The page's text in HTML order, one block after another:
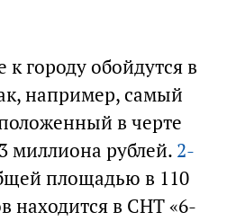
городу обойдутся в
например, самый
в черте
миллиона рублей. 2-
площадью в 110
находится в СНТ «6-